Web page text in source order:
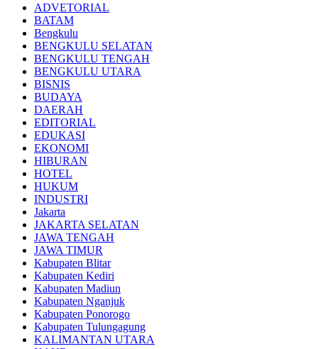
ADVETORIAL
BATAM
Bengkulu
BENGKULU SELATAN
BENGKULU TENGAH
BENGKULU UTARA
BISNIS
BUDAYA
DAERAH
EDITORIAL
EDUKASI
EKONOMI
HIBURAN
HOTEL
HUKUM
INDUSTRI
Jakarta
JAKARTA SELATAN
JAWA TENGAH
JAWA TIMUR
Kabupaten Blitar
Kabupaten Kediri
Kabupaten Madiun
Kabupaten Nganjuk
Kabupaten Ponorogo
Kabupaten Tulungagung
KALIMANTAN UTARA